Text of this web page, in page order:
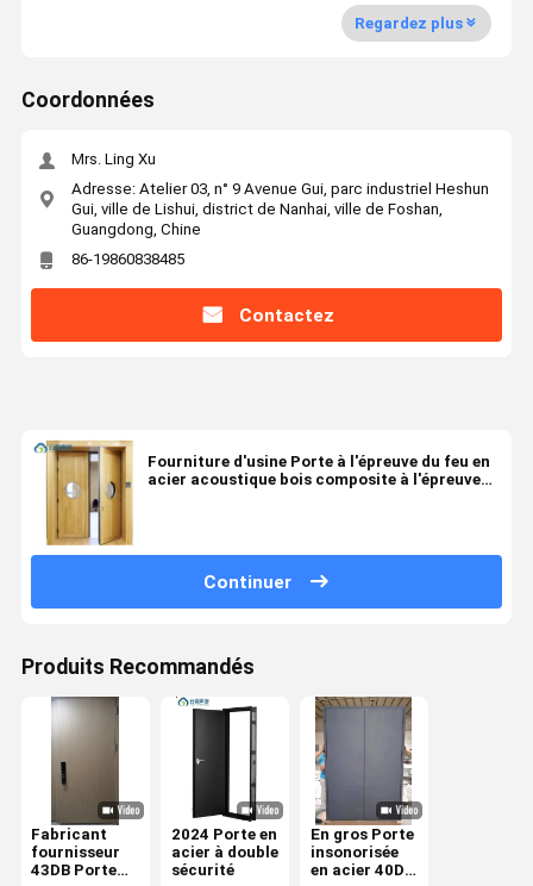
Regardez plus
Coordonnées
Mrs. Ling Xu
Adresse: Atelier 03, n° 9 Avenue Gui, parc industriel Heshun
Gui, ville de Lishui, district de Nanhai, ville de Foshan,
Guangdong, Chine
86-19860838485
Contactez
Fourniture d'usine Porte à l'épreuve du feu en
acier acoustique bois composite à l'épreuve
Continuer
Produits Recommandés
Fabricant
fournisseur
43DB Porte
2024 Porte en
acier à double
sécurité
En gros Porte
insonorisée
en acier 40DB